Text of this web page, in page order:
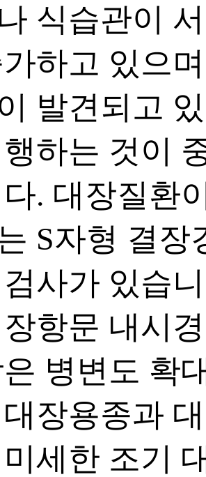
식습관이
하고 있으
발견되고
행하는 것이
. 대장질환
S자형 결
사가 있습
항문 내시
병변도 확
장용종과
세한 조기